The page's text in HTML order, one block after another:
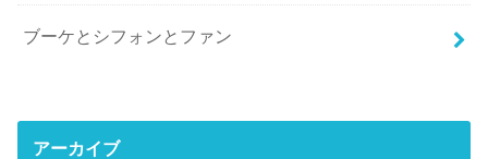
ブーケとシフォンとファン
アーカイブ